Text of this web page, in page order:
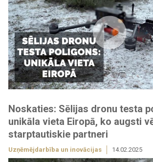
Noskaties: Sēlijas dronu testa
unikāla vieta Eiropā, ko augsti
starptautiskie partneri
Uzņēmējdarbība un inovācijas 14.02.2025